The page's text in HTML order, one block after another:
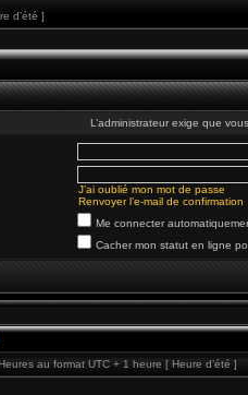
d’été ]
L’administrateur exige que
J’ai oublié mon mot de passe
Renvoyer l’e-mail de confirmation
Me connecter
Cacher mon statut en ligne
au format UTC + 1 heure [ Heure d’été ]